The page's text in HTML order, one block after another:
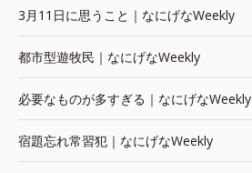
3月11日に思うこと｜なにげなWeekly
都市型遊牧民｜なにげなWeekly
必要なものが多すぎる｜なにげなWeekly
宿題忘れ常習犯｜なにげなWeekly